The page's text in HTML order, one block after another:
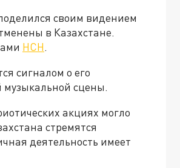
своим видением
в Казахстане.
НСН.
сигналом о его
музыкальной сцены.
акциях могло
стремятся
деятельность имеет